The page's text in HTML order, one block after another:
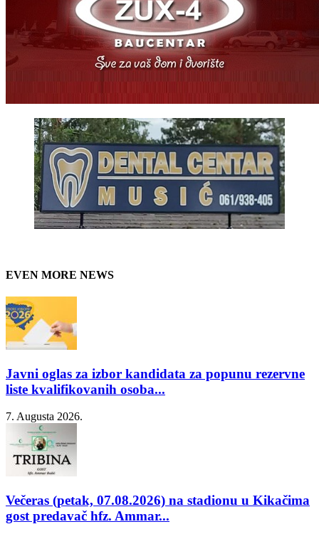
EVEN MORE NEWS
Javni oglas za izbor kandidata za popunu rezervne
liste kvalifikovanih osoba...
7. Augusta 2026.
Večeras (petak, 07.08.2026) na stadionu u Kikačima
gost predavač hfz. Ammar...